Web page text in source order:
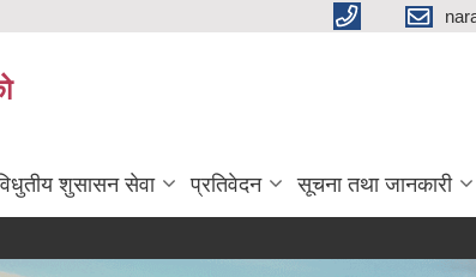
शुसासन सेवा प्रतिवेदन सूचना तथा जानकारी